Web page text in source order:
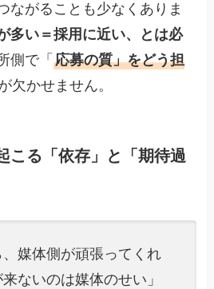
ながることも少なくありま
多い＝採用に近い、とは必
側で「応募の質」をどう担
欠かせません。
こる「依存」と「期待過
、媒体側が頑張ってくれ
ないのは媒体のせい」